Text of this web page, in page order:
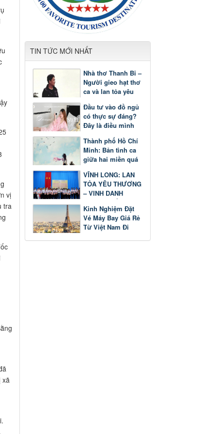
vị
tra
xã
TIN TỨC MỚI NHẤT
Nhà thơ Thanh Bi –
Người gieo hạt thơ
ca và lan tỏa yêu
Đầu tư vào đồ ngủ
có thực sự đáng?
Đây là điều mình
thời gian
Thành phố Hồ Chí
Minh: Bản tình ca
giữa hai miền quá
VĨNH LONG: LAN
TỎA YÊU THƯƠNG
– VINH DANH
GƯƠNG SÁNG
HỌC TẬP
Kinh Nghiệm Đặt
Vé Máy Bay Giá Rẻ
Từ Việt Nam Đi